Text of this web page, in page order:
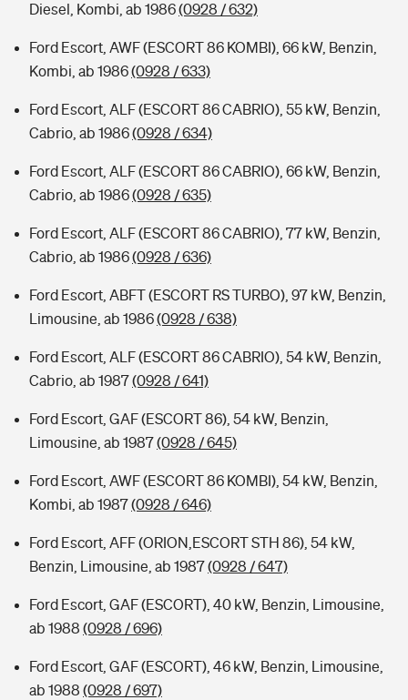
Diesel, Kombi, ab 1986(0928 / 632)
Ford Escort, AWF (ESCORT 86 KOMBI), 66 kW, Benzin,
Kombi, ab 1986(0928 / 633)
Ford Escort, ALF (ESCORT 86 CABRIO), 55 kW, Benzin,
Cabrio, ab 1986(0928 / 634)
Ford Escort, ALF (ESCORT 86 CABRIO), 66 kW, Benzin,
Cabrio, ab 1986(0928 / 635)
Ford Escort, ALF (ESCORT 86 CABRIO), 77 kW, Benzin,
Cabrio, ab 1986(0928 / 636)
Ford Escort, ABFT (ESCORT RS TURBO), 97 kW, Benzin,
Limousine, ab 1986(0928 / 638)
Ford Escort, ALF (ESCORT 86 CABRIO), 54 kW, Benzin,
Cabrio, ab 1987(0928 / 641)
Ford Escort, GAF (ESCORT 86), 54 kW, Benzin,
Limousine, ab 1987(0928 / 645)
Ford Escort, AWF (ESCORT 86 KOMBI), 54 kW, Benzin,
Kombi, ab 1987(0928 / 646)
Ford Escort, AFF (ORION,ESCORT STH 86), 54 kW,
Benzin, Limousine, ab 1987(0928 / 647)
Ford Escort, GAF (ESCORT), 40 kW, Benzin, Limousine,
ab 1988 (0928 / 696)
Ford Escort, GAF (ESCORT), 46 kW, Benzin, Limousine,
ab 1988 (0928 / 697)